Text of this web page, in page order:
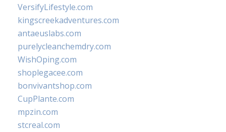
VersifyLifestyle.com
kingscreekadventures.com
antaeuslabs.com
purelycleanchemdry.com
WishOping.com
shoplegacee.com
bonvivantshop.com
CupPlante.com
mpzin.com
stcreal.com